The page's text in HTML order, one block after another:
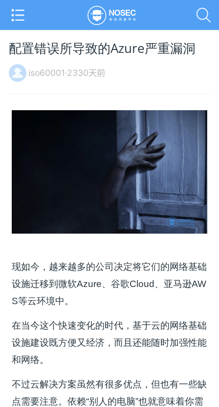
配置错误所导致的Azure严重漏洞
iso60001·2330天前
现如今，越来越多的公司决定将它们的网络基础
设施迁移到微软Azure、谷歌Cloud、亚马逊AW
S等云环境中。
在当今这个快速变化的时代，基于云的网络基础
设施建设既方便又经济，而且还能随时加强性能
和网络。
不过云解决方案虽然有很多优点，但也有一些缺
点需要注意。依赖“别人的电脑”也就意味着你需